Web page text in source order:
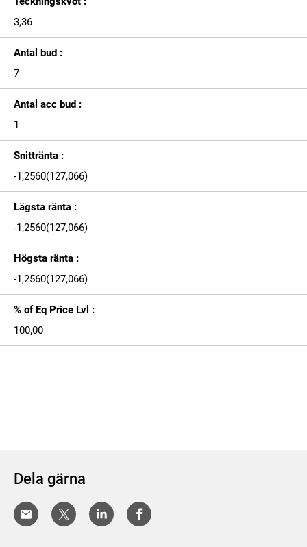
3,36
Antal bud :
7
Antal acc bud :
1
Snittränta :
-1,2560(127,066)
Lägsta ränta :
-1,2560(127,066)
Högsta ränta :
-1,2560(127,066)
% of Eq Price Lvl :
100,00
Dela gärna